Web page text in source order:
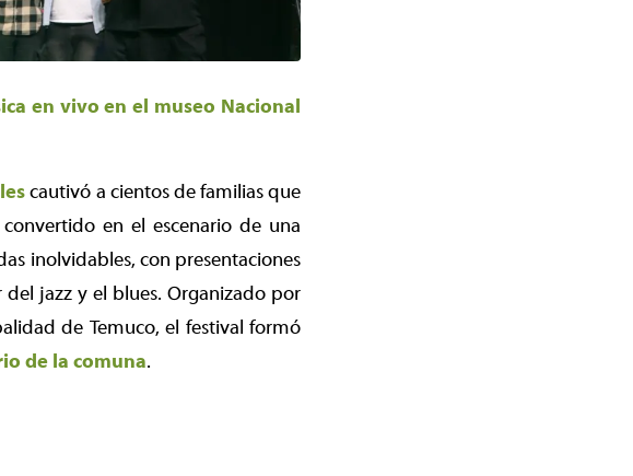
en vivo en el museo Nacional
cautivó a cientos de familias que
en el escenario de una
inolvidables, con presentaciones
jazz y el blues. Organizado por
de Temuco, el festival formó
de la comuna.